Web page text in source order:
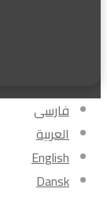
فارسی
العربیة
English
Dansk